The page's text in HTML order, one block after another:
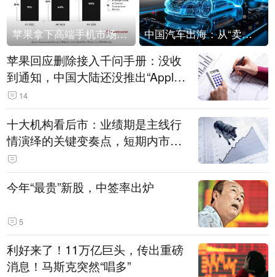
苹果拿下高端手机市场65%的份额：iPhone 17系列功不可没 中国汽车出海：从“卖出去”到“走进去”
苹果回应删除接入千问手册：没收
到通知，中国大陆还没推出“Apple
智能使用千问”功能
14
十大机构看后市：业绩期是主线行
情演绎的关键变奏点，短期内市场
或继续反弹，关注三条业绩主线
今年“最贵”新股，中签率出炉
5
利好来了！11万亿巨头，传出重磅
消息！马斯克突然“唱多”